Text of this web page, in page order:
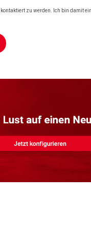
zu werden. Ich bin damit